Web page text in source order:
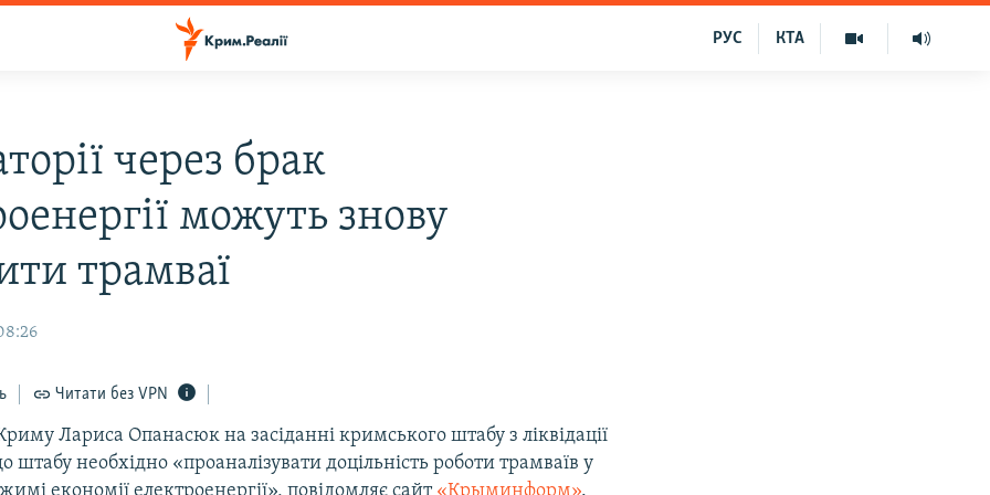
КТА
РУС
через брак
можуть знову
трамваї
Читати без VPN
Лариса Опанасюк на засіданні кримського штабу з ліквідації
штабу необхідно «проаналізувати доцільність роботи трамваїв у